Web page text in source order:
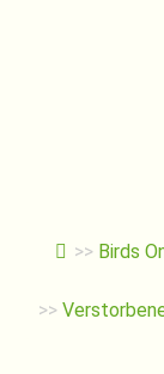
>> Birds
>>